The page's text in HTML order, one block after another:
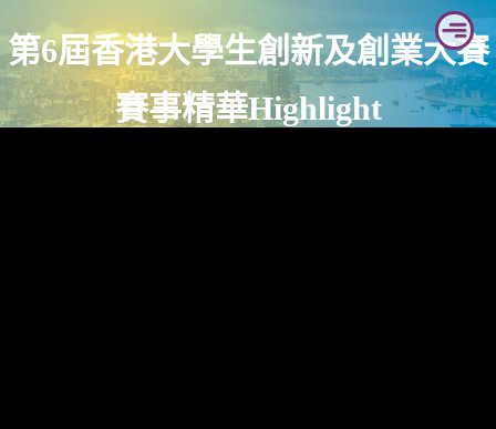
to
content
第6屆香港大學生創新及創業大賽
賽事精華Highlight